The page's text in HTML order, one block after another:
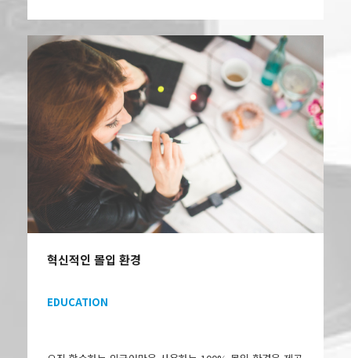
혁신적인 몰입 환경
EDUCATION